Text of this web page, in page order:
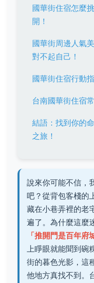
國華街住宿怎麼
開！
國華街周邊人氣
對不起自己！
國華街住宿行動
台南國華街住宿
結語：找到你的
之旅！
說來你可能不信，
吧？從背包客棧的
藏在小巷弄裡的老
遍了。為什麼這麼
「推開門是百年府
上睜眼就能聞到碗
街的暮色光影，這
他地方真找不到。